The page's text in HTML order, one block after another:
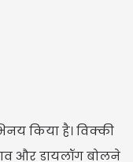
किया है। विक्की
और डायलॉग बोलने